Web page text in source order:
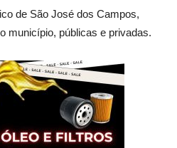
de São José dos Campos,
município, públicas e privadas.